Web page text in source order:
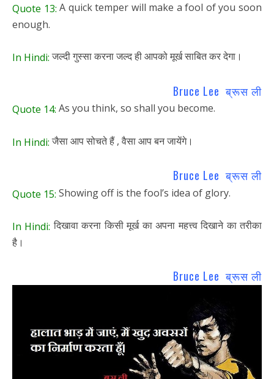
Quote 13: A quick temper will make a fool of you soon
enough.
In Hindi:जल्दी गुस्सा करना जल्द ही आपको मूर्ख साबित कर देगा।
Bruce Lee ब्रूस ली
Quote 14: As you think, so shall you become.
In Hindi:जैसा आप सोचते हैं , वैसा आप बन जायेंगे।
Bruce Lee ब्रूस ली
Quote 15: Showing off is the fool’s idea of glory.
In Hindi: दिखावा करना किसी मूर्ख का अपना महत्त्व दिखाने का तरीका
है।
Bruce Lee ब्रूस ली